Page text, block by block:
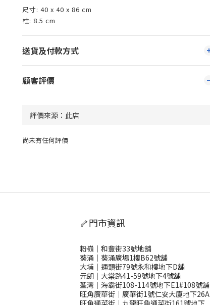
尺寸: 40 x 40 x 86 cm
柱: 8.5 cm
送貨及付款方式
顧客評價
尚未有任何評價
🦴門市資訊
粉嶺｜和豐街33號地舖
葵涌｜葵涌廣場1樓B62號舖
大埔｜運頭街79號永和樓地下D舖
元朗｜大棠路41-59號地下4號舖
荃灣｜海霸街108-114號地下E1#108號舖
旺角廣華街｜廣華街1號仁安大廈地下26A
旺角通菜街｜九龍旺角通菜街161號地下